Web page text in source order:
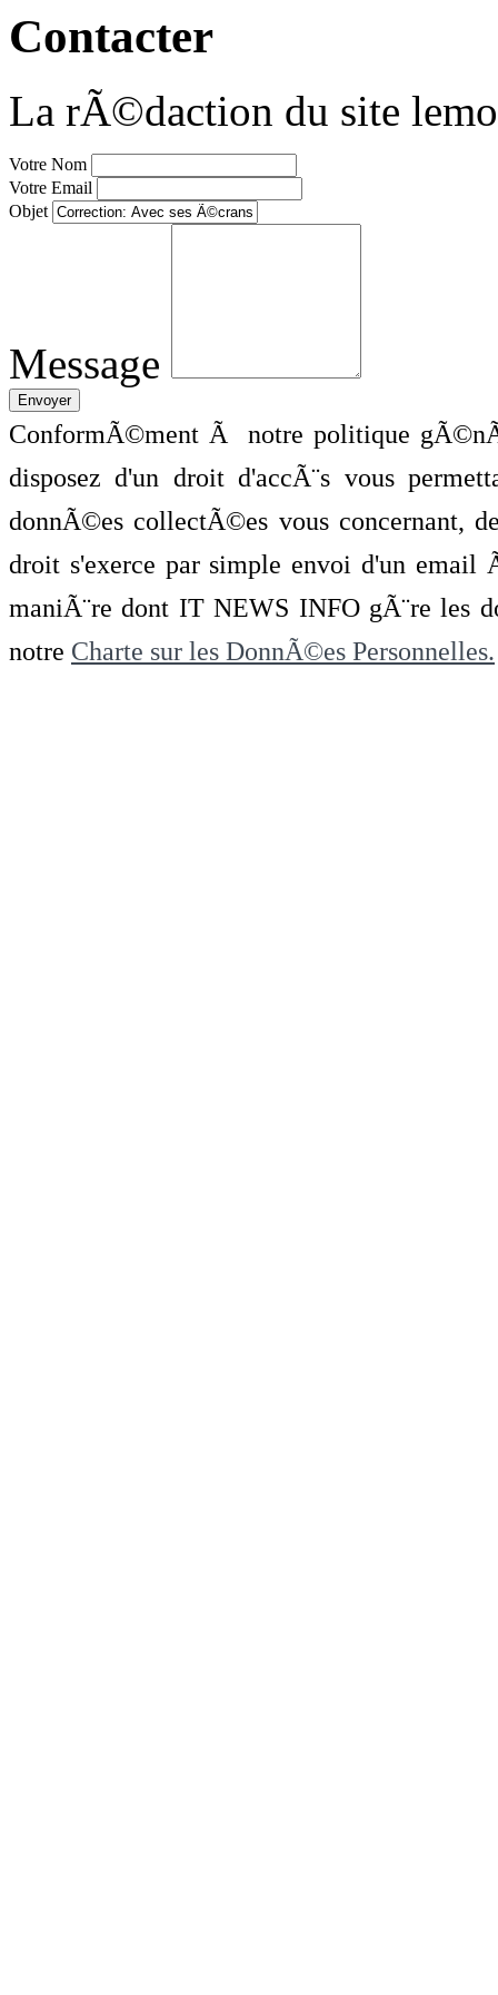
Contacter
La rÃ©daction du site
Votre Nom
Votre Email
Objet
Message
ConformÃ©ment Ã notre politique
disposez d'un droit d'accÃ¨s vous
donnÃ©es collectÃ©es vous concernant,
droit s'exerce par simple envoi d'un
maniÃ¨re dont IT NEWS INFO gÃ¨re les
notre Charte sur les DonnÃ©es Personnelles.